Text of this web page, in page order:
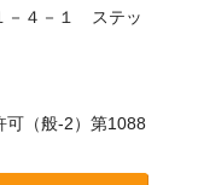
－４－１ ステッ
（般-2）第1088